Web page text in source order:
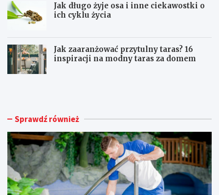
Jak długo żyje osa i inne ciekawostki o
ich cyklu życia
Jak zaaranżować przytulny taras? 16
inspiracji na modny taras za domem
U
m
n
i
e
c
z
y
I
s
t
u
e
ż
w
Sprawdź również